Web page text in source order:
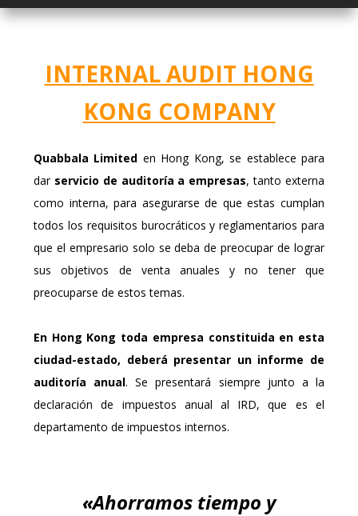
INTERNAL AUDIT HONG
KONG COMPANY
Quabbala Limited en Hong Kong, se establece para
dar servicio de auditoría a empresas, tanto externa
como interna, para asegurarse de que estas cumplan
todos los requisitos burocráticos y reglamentarios para
que el empresario solo se deba de preocupar de lograr
sus objetivos de venta anuales y no tener que
preocuparse de estos temas.
En Hong Kong toda empresa constituida en esta
ciudad-estado, deberá presentar un informe de
auditoría anual. Se presentará siempre junto a la
declaración de impuestos anual al IRD, que es el
departamento de impuestos internos.
«Ahorramos tiempo y